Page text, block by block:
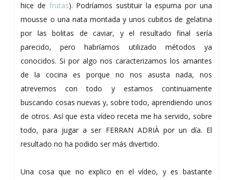
hice de frutas). Podríamos sustituir la espuma por una
mousse o una nata montada y unos cubitos de gelatina
por las bolitas de caviar, y el resultado final sería
parecido, pero habríamos utilizado métodos ya
conocidos. Si por algo nos caracterizamos los amantes
de la cocina es porque no nos asusta nada, nos
atrevemos con todo y estamos continuamente
buscando cosas nuevas y, sobre todo, aprendiendo unos
de otros. Así que esta vídeo receta me ha servido, sobre
todo, para jugar a ser FERRAN ADRIÀ por un día. El
resultado no ha podido ser más divertido.
Una cosa que no explico en el vídeo, y es bastante